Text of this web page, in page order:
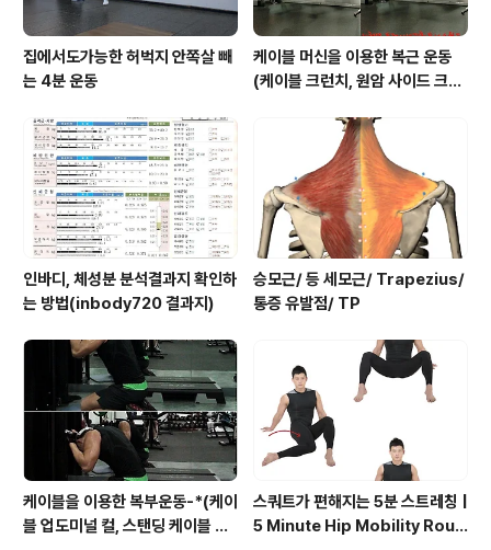
집에서도가능한 허벅지 안쪽살 빼
는 4분 운동
케이블 머신을 이용한 복근 운동
(케이블 크런치, 원암 사이드 크런
인바디, 체성분 분석결과지 확인하
는 방법(inbody720 결과지)
승모근/ 등 세모근/ Trapezius/
통증 유발점/ TP
케이블을 이용한 복부운동-*(케이
블 업도미널 컬, 스탠딩 케이블 우
스쿼트가 편해지는 5분 스트레칭 |
5 Minute Hip Mobility Routi